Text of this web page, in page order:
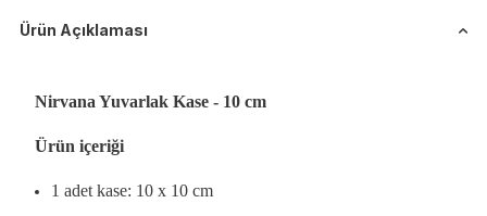
Ürün Açıklaması
Nirvana Yuvarlak Kase - 10 cm
Ürün içeriği
1 adet kase: 10 x 10 cm